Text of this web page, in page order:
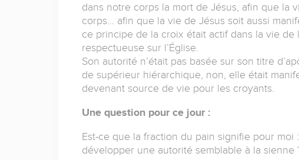
dans notre corps la mort de Jésus, afin que la
corps… afin que la vie de Jésus soit aussi
ce principe de la croix était actif dans la vie de
respectueuse sur l’Église.
Son autorité n’était pas basée sur son titre
de supérieur hiérarchique, non, elle était
devenant source de vie pour les croyants.
Une question pour ce jour :
Est-ce que la fraction du pain signifie pour moi
développer une autorité semblable à la sienne